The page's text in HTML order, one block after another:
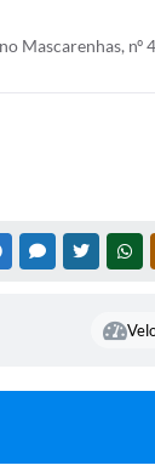
Mascarenhas, nº
FACEBOOKMESSENGER
TWITTER